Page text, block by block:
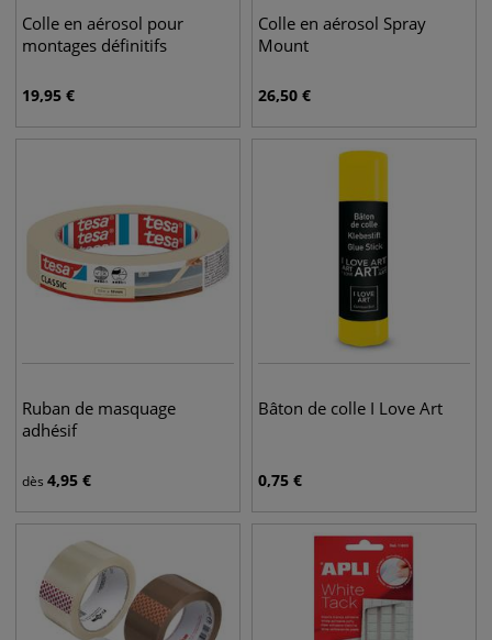
Colle en aérosol pour
montages définitifs
19,95 €
Colle en aérosol Spray
Mount
26,50 €
Ruban de masquage
adhésif
dès 4,95 €
Bâton de colle I Love Art
0,75 €